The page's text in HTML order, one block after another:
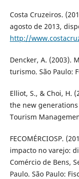
Costa Cruzeiros.
agosto de 2013,
http://
Dencker, A. (2003).
turismo. São Paulo:
Elliot, S., & Choi, H.
the new
Tourism
FECOMÉRCIOSP.
impacto no varejo:
Comércio de Bens,
Paulo. São Paulo: